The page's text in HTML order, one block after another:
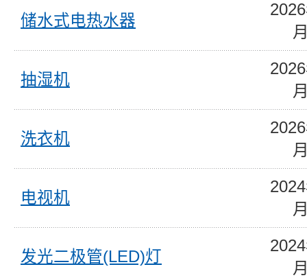
储水式电热水器
抽湿机
洗衣机
电视机
发光二极管(LED)灯